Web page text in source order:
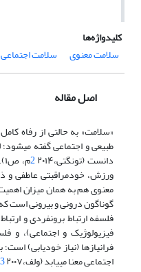
کلیدواژه‌ها
سلامت معنوی
سلامت اجتماعی
اصل مقاله
«سلامت» به حالتی از رفاه
طبیعی و اجتماعی گفته
دانست (تونگتی، 2
ورزش، خودمراقبتی عاطفی و
معنوی هم به همان میزان
گوناگون درونی و بیرونی است
فلسفه ارتباط برونفردی و
فیزیولوژیک و اجتماعی)، و
فرانیازها (نیاز خودیابی)
اجتماعی معنا مییابد(ولف، 3۲۰۰۷م، ص۱)